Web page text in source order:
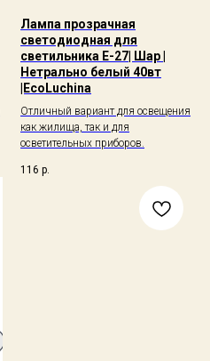
Лампа прозрачная
светодиодная для
светильника E-27| Шар |
Нетрально белый 40вт
|EcoLuchina
Отличный вариант для освещения
как жилища, так и для
осветительных приборов.
116 р.